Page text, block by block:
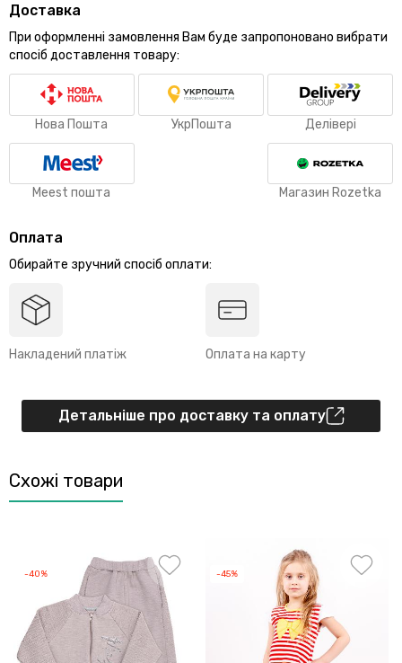
Доставка
При оформленні замовлення Вам буде запропоновано вибрати
спосіб доставлення товару:
Нова Пошта УкрПошта Делівері
Meest пошта Магазин Rozetka
Оплата
Обирайте зручний спосіб оплати:
Накладений платіж Оплата на карту
Детальніше про доставку та оплату
Схожі товари
-40% -45%